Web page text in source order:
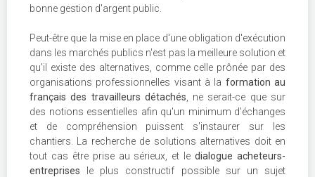
bonne gestion d'argent public.
Peut-être que la mise en place d'une obligation d'exécution
dans les marchés publics n'est pas la meilleure solution et
qu'il existe des alternatives, comme celle prônée par des
organisations professionnelles visant à la formation au
français des travailleurs détachés , ne serait-ce que sur
des notions essentielles afin qu'un minimum d'échanges
et de compréhension puissent s'instaurer sur les
chantiers. La recherche de solutions alternatives doit en
tout cas être prise au sérieux, et ledialogue acheteurs-
entreprises le plus constructif possible sur un sujet